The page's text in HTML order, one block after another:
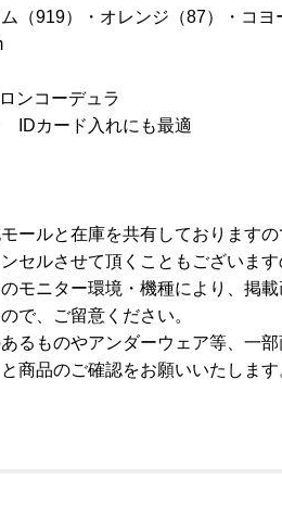
（919）・オレンジ（87）・コ
ンコーデュラ
IDカード入れにも最適
ールと在庫を共有しております
セルさせて頂くこともございま
モニター環境・機種により、掲
で、ご留意ください。
るものやアンダーウェア等、一
商品のご確認をお願いいたします